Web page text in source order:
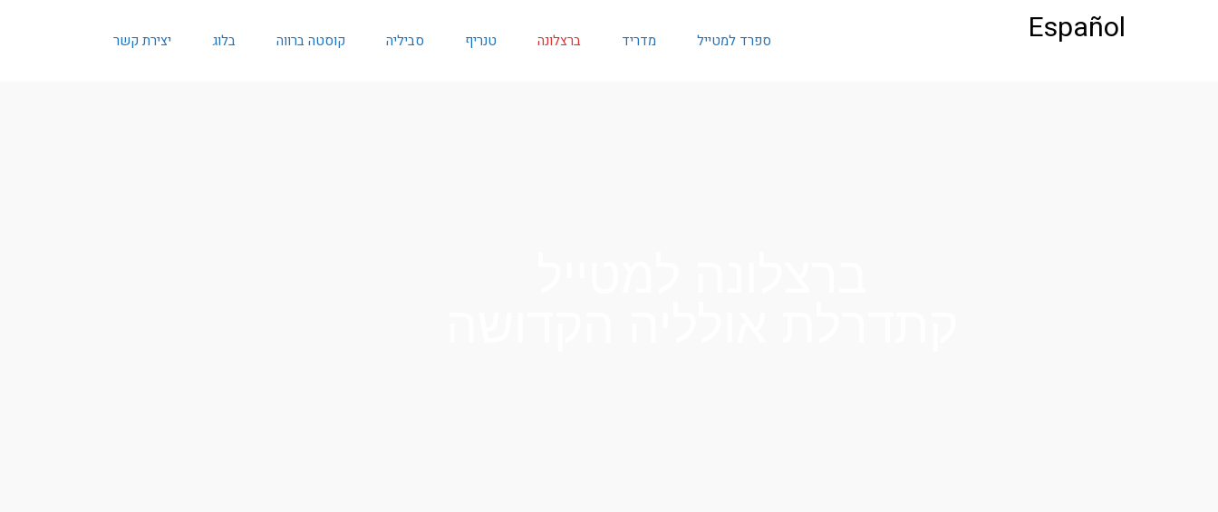
Español ספרד למטייל מדריד ברצלונה טנריף סביליה קוסטה ברווה בלוג יצירת קשר